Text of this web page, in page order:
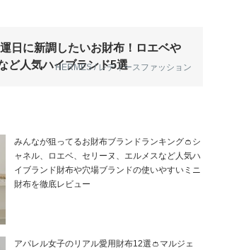
日に新調したいお財布！ロエベや
ど人気ハイブランド5選
HERMES / レディースファッション
みんなが狙ってるお財布ブランドランキング👛シ
ャネル、ロエベ、セリーヌ、エルメスなど人気ハ
イブランド財布や穴場ブランドの使いやすいミニ
財布を徹底レビュー
アパレル女子のリアル愛用財布12選👛マルジェ